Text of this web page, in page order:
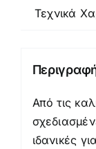
Τεχνικά
Από τις
ιδανικές